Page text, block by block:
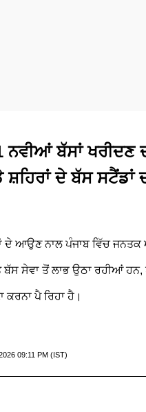
ਬੱਸਾਂ ਖਰੀਦਣ
ਦੇ ਬੱਸ ਸਟੈਂਡਾਂ
ਦੇ ਆਉਣ ਨਾਲ ਪੰਜਾਬ ਵਿੱਚ
ਬੱਸ ਸੇਵਾ ਤੋਂ ਲਾਭ ਉਠਾ ਰਹੀਆਂ
ਕਰਨਾ ਪੈ ਰਿਹਾ ਹੈ।
09:11 PM (IST)